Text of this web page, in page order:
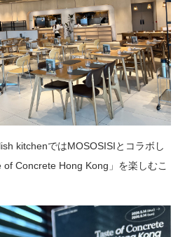
kitchenではMOSOSISIとコラボし
of Concrete Hong Kong」を楽しむこ